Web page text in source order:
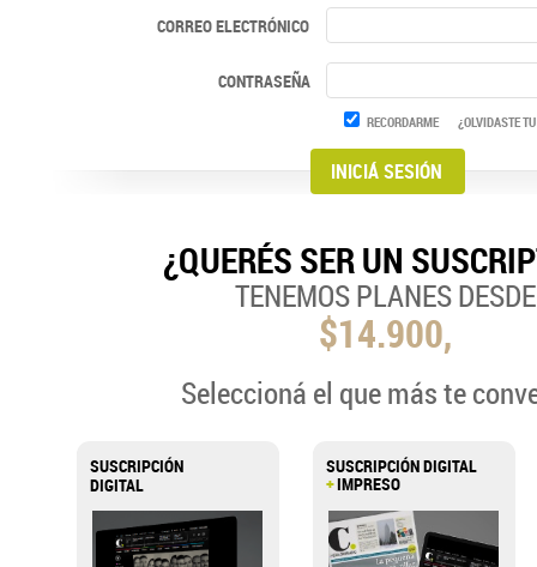
CORREO ELECTRÓNICO
CONTRASEÑA
RECORDARME ¿OLVIDASTE TU
¿QUERÉS SER UN
TENEMOS PLANES DESDE
$14.900,
Seleccioná el que más te
SUSCRIPCIÓN
DIGITAL
SUSCRIPCIÓN DIGITAL
+IMPRESO